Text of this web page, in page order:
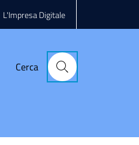
L'Impresa Digitale
Cerca